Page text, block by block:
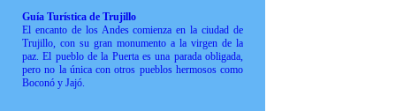
Guía Turística de Trujillo
El encanto de los Andes comienza en la ciudad de
Trujillo, con su gran monumento a la virgen de la
paz. El pueblo de la Puerta es una parada obligada,
pero no la única con otros pueblos hermosos como
Boconó y Jajó.